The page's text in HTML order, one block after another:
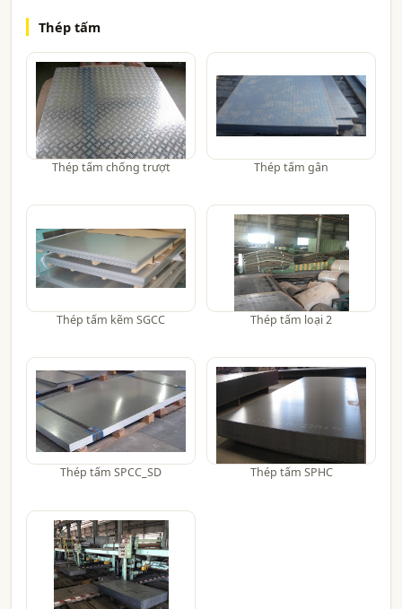
Thép tấm
Thép tấm chống trượt Thép tấm gân
Thép tấm kẽm SGCC Thép tấm loại 2
Thép tấm SPCC_SD Thép tấm SPHC